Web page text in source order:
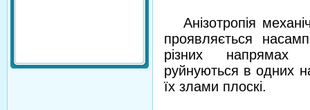
Анізотропія
проявляється
різних напрямах
руйнуються в одних
їх злами плоскі.